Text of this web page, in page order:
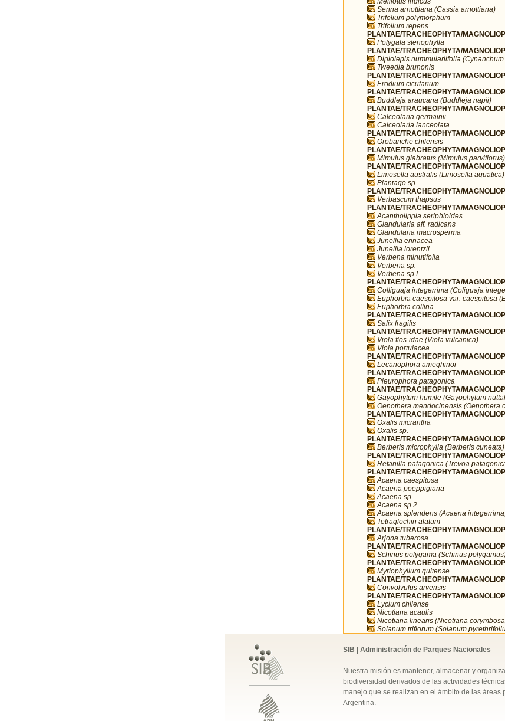
Senna arnottiana (Cassia arnottiana)
Trifolium polymorphum
Trifolium repens
PLANTAE/TRACHEOPHYTA/
Polygala stenophylla
PLANTAE/TRACHEOPHYTA/
Diplolepis nummulariifolia
Tweedia brunonis
PLANTAE/TRACHEOPHYTA/
Erodium cicutarium
PLANTAE/TRACHEOPHYTA/
Buddleja araucana (Buddleja napii)
PLANTAE/TRACHEOPHYTA/
Calceolaria germainii
Calceolaria lanceolata
PLANTAE/TRACHEOPHYTA/
Orobanche chilensis
PLANTAE/TRACHEOPHYTA/
Mimulus glabratus (Mimulus parviflorus)
PLANTAE/TRACHEOPHYTA/
Limosella australis (Limosella aquatica)
Plantago sp.
PLANTAE/TRACHEOPHYTA/
Verbascum thapsus
PLANTAE/TRACHEOPHYTA/
Acantholippia seriphioides
Glandularia aff. radicans
Glandularia macrosperma
Junellia erinacea
Junellia lorentzii
Verbena minutifolia
Verbena sp.
Verbena sp.I
PLANTAE/TRACHEOPHYTA/
Colliguaja integerrima (Coliguaja
Euphorbia caespitosa var. caespitosa
Euphorbia collina
PLANTAE/TRACHEOPHYTA/
Salix fragilis
PLANTAE/TRACHEOPHYTA/
Viola flos-idae (Viola vulcanica)
Viola portulacea
PLANTAE/TRACHEOPHYTA/
Lecanophora ameghinoi
PLANTAE/TRACHEOPHYTA/
Pleurophora patagonica
PLANTAE/TRACHEOPHYTA/
Gayophytum humile (Gayophytum
Oenothera mendocinensis (Oenothera
PLANTAE/TRACHEOPHYTA/
Oxalis micrantha
Oxalis sp.
PLANTAE/TRACHEOPHYTA/
Berberis microphylla (Berberis cuneata)
PLANTAE/TRACHEOPHYTA/
Retanilla patagonica (Trevoa
PLANTAE/TRACHEOPHYTA/
Acaena caespitosa
Acaena poeppigiana
Acaena sp.
Acaena sp.2
Acaena splendens (Acaena
Tetraglochin alatum
PLANTAE/TRACHEOPHYTA/
Arjona tuberosa
PLANTAE/TRACHEOPHYTA/
Schinus polygama (Schinus
PLANTAE/TRACHEOPHYTA/
Myriophyllum quitense
PLANTAE/TRACHEOPHYTA/
Convolvulus arvensis
PLANTAE/TRACHEOPHYTA/
Lycium chilense
Nicotiana acaulis
Nicotiana linearis (Nicotiana
Solanum triflorum (Solanum
SIB | Administración de Parques Nacionales
Nuestra misión es mantener, almacenar y
biodiversidad derivados de las actividades
manejo que se realizan en el ámbito de las áreas
Argentina.